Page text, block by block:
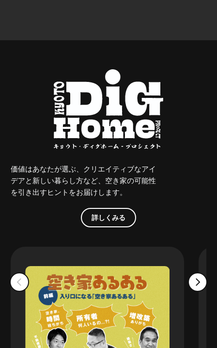
価値はあなたが選ぶ、クリエイティブなアイ
デアと新しい暮らし方など、空き家の可能性
を引き出すヒントをお届けします。
詳しくみる